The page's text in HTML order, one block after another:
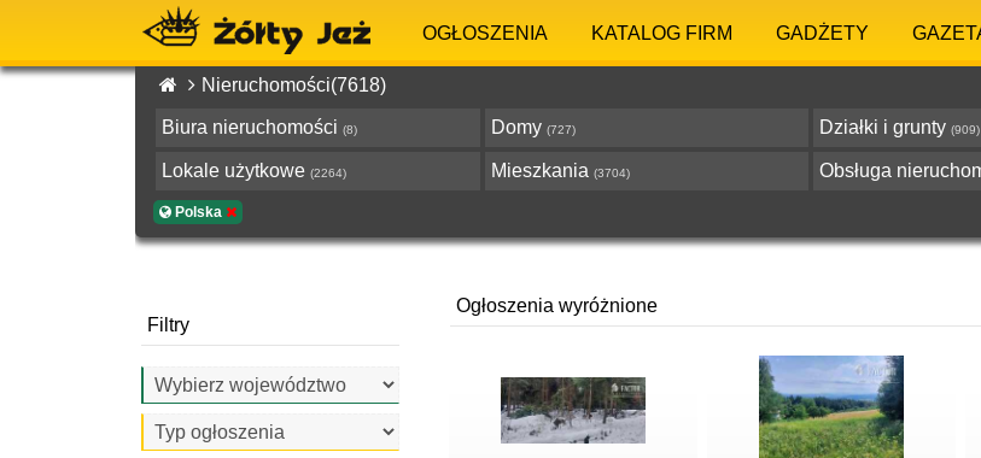
OGŁOSZENIA KATALOG FIRM GADŻETY
Nieruchomości(7618)
Biura nieruchomości (8) Domy (727) Działki i grunty (909)
Lokale użytkowe (2264) Mieszkania (3704) Obsługa
Polska
Filtry
Ogłoszenia wyróżnione